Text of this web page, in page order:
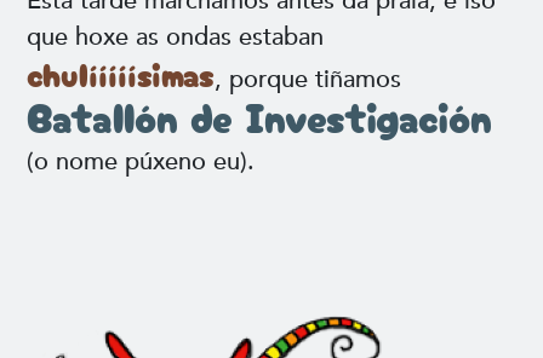
que hoxe as ondas estaban
chulííííísimas, porque tiñamos
Batallón de Investigación
(o nome púxeno eu).